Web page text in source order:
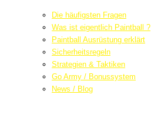
Die häufigsten Fragen
Was ist eigentlich Paintball ?
Paintball Ausrüstung erklärt
Sicherheitsregeln
Strategien & Taktiken
Go Army / Bonussystem
News / Blog